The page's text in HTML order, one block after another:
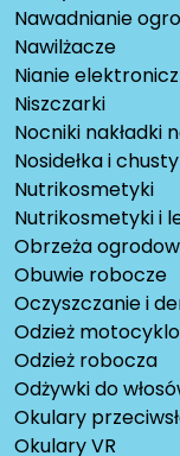
Nawadnianie
Nawilżacze
Nianie
Niszczarki
Nocniki nakładki
Nosidełka i chusty
Nutrikosmetyki
Nutrikosmetyki i
Obrzeża
Obuwie robocze
Oczyszczanie i
Odzież
Odzież robocza
Odżywki do
Okulary
Okulary VR